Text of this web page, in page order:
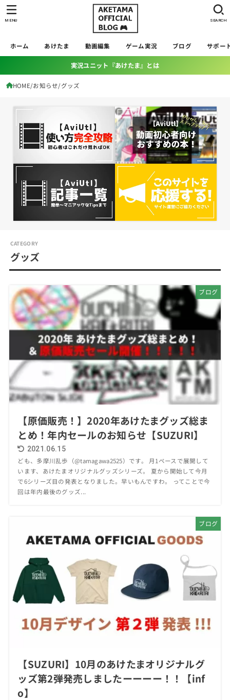
ホーム あけたま 動画編集 ゲーム実況 ブログ サポー
SEARCH
MENU
実況ユニット『あけたま』とは
HOME お知らせ グッズ
グッズ
ブログ
【原価販売！】2020年あけたまグッズ総ま
とめ！年内セールのお知らせ【SUZURI】
2021.06.15
ども、多摩川乱歩（@tamagawa2525）です。 月1ペースで展開して
います、あけたまオリジナルグッズシリーズ。 夏から開始して今月
で6シリーズ目の発表となりました。早いもんですわ。 ってことで今
回は年内最後のグッズ...
ブログ
【SUZURI】10月のあけたまオリジナルグ
ッズ第2弾発売しましたーーーー！！【inf
o】